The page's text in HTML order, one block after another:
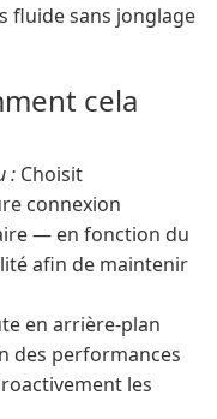
fluide sans jonglage
cela
: Choisit
connexion
— en fonction du
afin de maintenir
en arrière-plan
des performances
les